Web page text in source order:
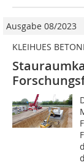
Ausgabe 08/2023
KLEIHUES